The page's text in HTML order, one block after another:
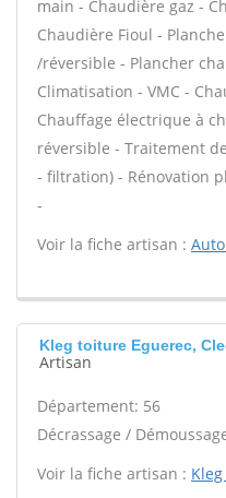
main - Chaudière gaz -
Chaudière Fioul -
/réversible - Plancher
Climatisation - VMC -
Chauffage électrique à
réversible - Traitement
- filtration) - Rénovation
-
Voir la fiche artisan :
Kleg toiture Eguerec,
Artisan
Département: 56
Décrassage /
Voir la fiche artisan :